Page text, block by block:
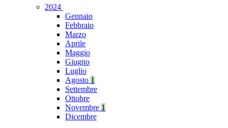
2024
Gennaio
Febbraio
Marzo
Aprile
Maggio
Giugno
Luglio
Agosto 1
Settembre
Ottobre
Novembre 1
Dicembre